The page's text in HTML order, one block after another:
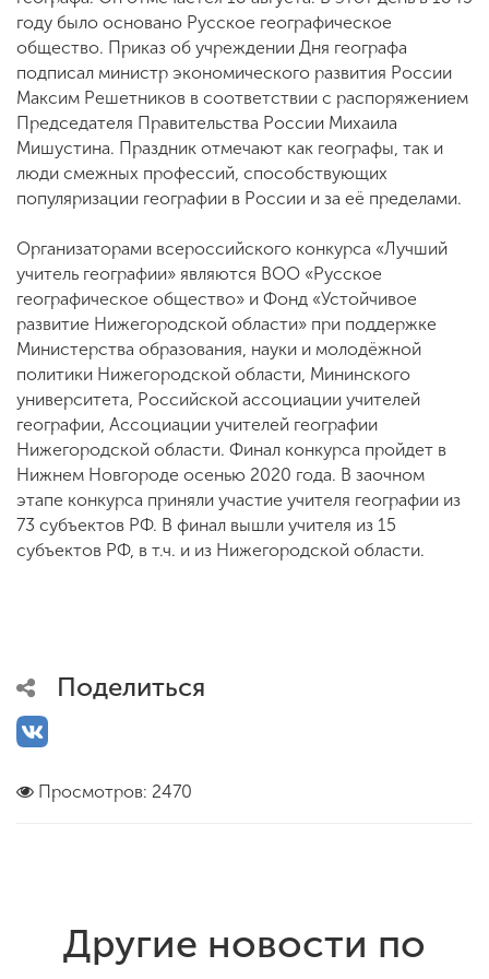
году было основано Русское географическое
общество. Приказ об учреждении Дня географа
подписал министр экономического развития России
Максим Решетников в соответствии с распоряжением
Председателя Правительства России Михаила
Мишустина. Праздник отмечают как географы, так и
люди смежных профессий, способствующих
популяризации географии в России и за её пределами.
Организаторами всероссийского конкурса «Лучший
учитель географии» являются ВОО «Русское
географическое общество» и Фонд «Устойчивое
развитие Нижегородской области» при поддержке
Министерства образования, науки и молодёжной
политики Нижегородской области, Мининского
университета, Российской ассоциации учителей
географии, Ассоциации учителей географии
Нижегородской области. Финал конкурса пройдет в
Нижнем Новгороде осенью 2020 года. В заочном
этапе конкурса приняли участие учителя географии из
73 субъектов РФ. В финал вышли учителя из 15
субъектов РФ, в т.ч. и из Нижегородской области.
Поделиться
Просмотров: 2470
Другие новости по